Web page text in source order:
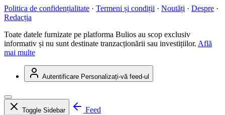
Politica de confidențialitate · Termeni și condiții · Noutăți · Despre ·
Redacția
Toate datele furnizate pe platforma Bulios au scop exclusiv
informativ și nu sunt destinate tranzacționării sau investițiilor. Află
mai multe
Autentificare Personalizați-vă feed-ul
Toggle Sidebar
Feed